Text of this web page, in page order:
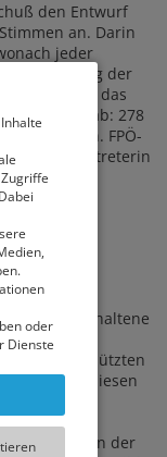
oder
Dienste
den Entwurf
an. Darin
jeder
Abgeltung der
Doch das
Juli 2018 ab: 278
dagegen. FPÖ-
Neos-Vertreterin
enthaltene
das
geschützten
diesen
Internet.
steht das von der